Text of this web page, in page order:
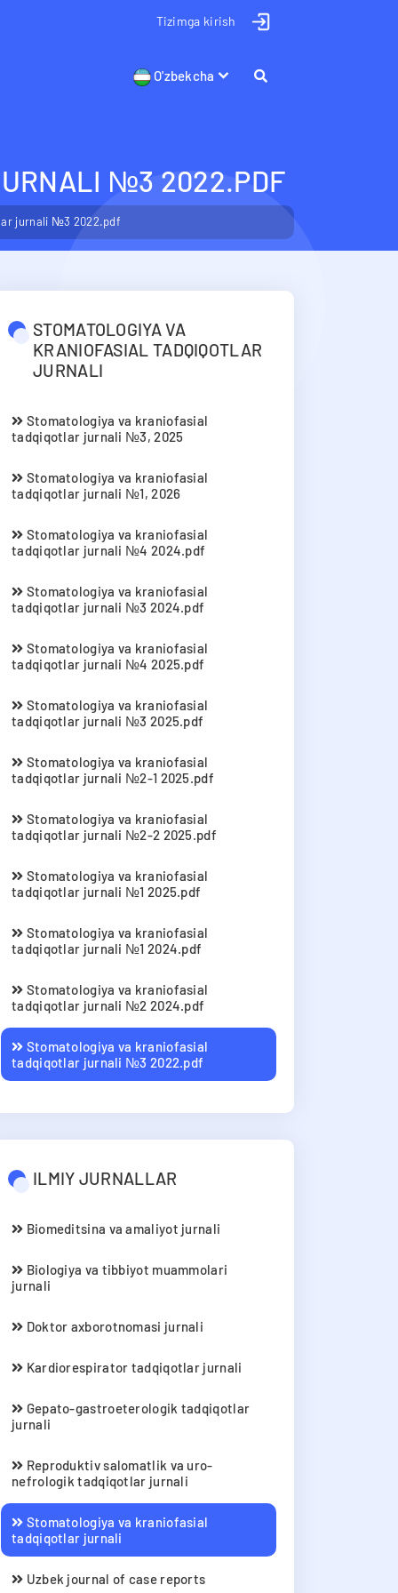
Tizimga kirish
O'zbekcha
№3 2022.PDF
jurnali №3 2022.pdf
STOMATOLOGIYA VA
KRANIOFASIAL TADQIQOTLAR
JURNALI
Stomatologiya va kraniofasial
tadqiqotlar jurnali №3, 2025
Stomatologiya va kraniofasial
tadqiqotlar jurnali №1, 2026
Stomatologiya va kraniofasial
tadqiqotlar jurnali №4 2024.pdf
Stomatologiya va kraniofasial
tadqiqotlar jurnali №3 2024.pdf
Stomatologiya va kraniofasial
tadqiqotlar jurnali №4 2025.pdf
Stomatologiya va kraniofasial
tadqiqotlar jurnali №3 2025.pdf
Stomatologiya va kraniofasial
tadqiqotlar jurnali №2-1 2025.pdf
Stomatologiya va kraniofasial
tadqiqotlar jurnali №2-2 2025.pdf
Stomatologiya va kraniofasial
tadqiqotlar jurnali №1 2025.pdf
Stomatologiya va kraniofasial
tadqiqotlar jurnali №1 2024.pdf
Stomatologiya va kraniofasial
tadqiqotlar jurnali №2 2024.pdf
Stomatologiya va kraniofasial
tadqiqotlar jurnali №3 2022.pdf
ILMIY JURNALLAR
Biomeditsina va amaliyot jurnali
Biologiya va tibbiyot muammolari
jurnali
Doktor axborotnomasi jurnali
Kardiorespirator tadqiqotlar jurnali
Gepato-gastroeterologik tadqiqotlar
jurnali
Reproduktiv salomatlik va uro-
nefrologik tadqiqotlar jurnali
Stomatologiya va kraniofasial
tadqiqotlar jurnali
Uzbek journal of case reports